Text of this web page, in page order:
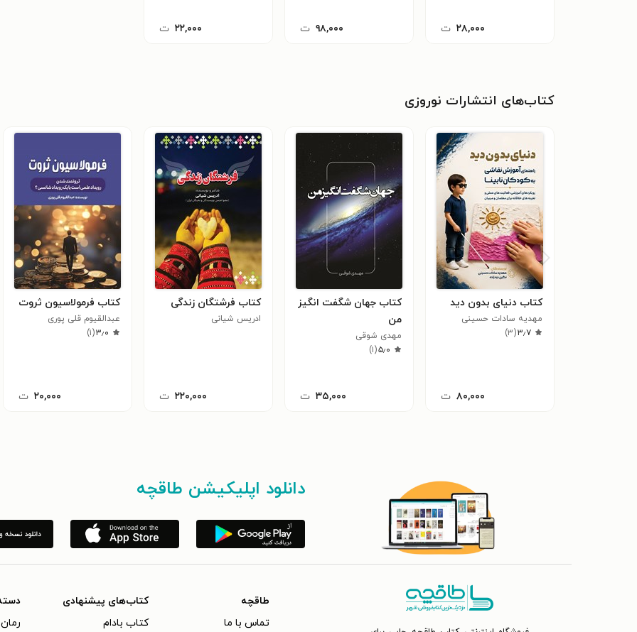
۲۸,۰۰۰ ت ۹۸,۰۰۰ ت ۲۲,۰۰۰ ت
کتاب‌های انتشارات نوروزی
کتاب دنیای بدون دید
مهدیه سادات حسینی
۳٫۷(۳)
۸۰,۰۰۰ ت
کتاب جهان شگفت انگیز
من
مهدی شوقی
۵٫۰(۱)
۳۵,۰۰۰ ت
کتاب فرشتگان زندگی
ادریس شیانی
۲۲۰,۰۰۰ ت
کتاب فرمولاسیون ثروت
عبدالقیوم قلی پوری
۳٫۰(۱)
۲۰,۰۰۰ ت
دانلود اپلیکیشن طاقچه
طاقچه
تماس با ما
کتاب‌های پیشنهادی
کتاب بادام